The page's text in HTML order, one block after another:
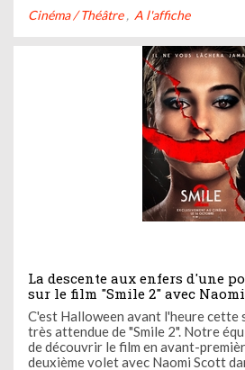
Cinéma / Théâtre A l'affiche
La descente aux enfers d'une
sur le film "Smile 2" avec
C'est Halloween avant l'heure cette
très attendue de "Smile 2". Notre
de découvrir le film en avant-
deuxième volet avec Naomi Scott